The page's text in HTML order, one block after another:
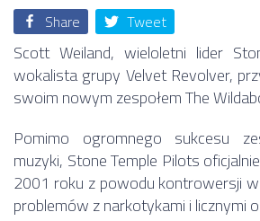
Share Tweet
Scott Weiland, wieloletni lider
wokalista grupy Velvet Revolver,
swoim nowym zespołem The
Pomimo ogromnego sukcesu
muzyki, Stone Temple Pilots
2001 roku z powodu kontrowersji
problemów z narkotykami i licznymi